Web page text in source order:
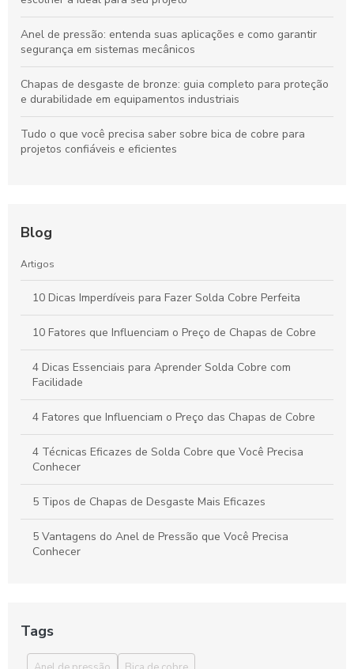
Anel de pressão: entenda suas aplicações e como garantir
segurança em sistemas mecânicos
Chapas de desgaste de bronze: guia completo para proteção
e durabilidade em equipamentos industriais
Tudo o que você precisa saber sobre bica de cobre para
projetos confiáveis e eficientes
Blog
Artigos
10 Dicas Imperdíveis para Fazer Solda Cobre Perfeita
10 Fatores que Influenciam o Preço de Chapas de Cobre
4 Dicas Essenciais para Aprender Solda Cobre com
Facilidade
4 Fatores que Influenciam o Preço das Chapas de Cobre
4 Técnicas Eficazes de Solda Cobre que Você Precisa
Conhecer
5 Tipos de Chapas de Desgaste Mais Eficazes
5 Vantagens do Anel de Pressão que Você Precisa
Conhecer
6 Vantagens da Bica de Cobre que Você Precisa Conhecer
Tags